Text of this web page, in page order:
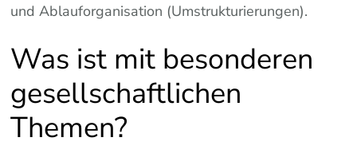
und Ablauforganisation (Umstrukturierungen).
Was ist mit besonderen
gesellschaftlichen
Themen?